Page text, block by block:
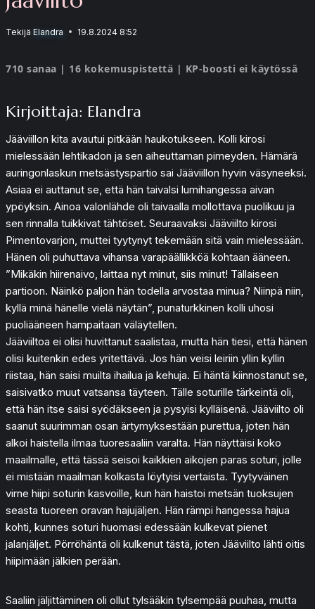
Tekijä Elandra 19.8.2024 8:52
710 sanaa | 16 kokemuspistettä | KP-boosti ei käytössä
Kirjoittaja: Elandra
Jääviillon kita avautui pitkään haukotukseen. Kolli kirosi
mielessään lehtikadon ja sen aiheuttaman pimeyden. Hämärä
auringonlaskun metsästyspartio sai Jääviillon hyvin väsyneeksi.
Asiaa ei auttanut se, että hän taivalsi lumihangessa aivan
ypöyksin. Ainoa valonlähde oli taivaalla mollottava puolikuu ja
sen rinnalla tuikkivat tähtöset. Seuraavaksi Jääviilto kirosi
Pimentovarjon, muttei tyytynyt tekemään sitä vain mielessään.
Hänen oli puhuttava vihansa varapäällikköä kohtaan ääneen.
”Mikäkin hiirenaivo, laittaa nyt minut, siis minut! Tällaiseen
partioon. Näinkö paljon hän todella arvostaa minua? Niinpä niin,
kyllä minä hänelle vielä näytän”, punaturkkinen kolli uhosi
puoliääneen hampaitaan väläytellen.
Jääviiltoa ei olisi huvittanut saalistaa, mutta hän tiesi, että hänen
olisi kuitenkin edes yritettävä. Jos hän veisi leiriin yllin kyllin
riistaa, hän saisi muilta ihailua ja kehuja. Ei häntä kiinnostanut se,
saisivatko muut vatsansa täyteen. Tälle soturille tärkeintä oli,
että hän itse saisi syödäkseen ja pysyisi kylläisenä. Jääviilto oli
saanut suurimman osan ärtymyksestään purettua, joten hän
alkoi haistella ilmaa tuoresaaliin varalta. Hän näyttäisi koko
maailmalle, että tässä seisoi kaikkien aikojen paras soturi, jolle
ei mistään maailman kolkasta löytyisi vertaista. Tyytyväinen
virne hiipi soturin kasvoille, kun hän haistoi metsän tuoksujen
seasta tuoreen oravan hajujäljen. Hän rämpi hangessa hajua
kohti, kunnes soturi huomasi edessään kulkevat pienet
jalanjäljet. Pörröhäntä oli kulkenut tästä, joten Jääviilto lähti oitis
hiipimään jälkien perään.
Saaliin jäljittäminen oli ollut tylsääkin tylsempää puuhaa, mutta